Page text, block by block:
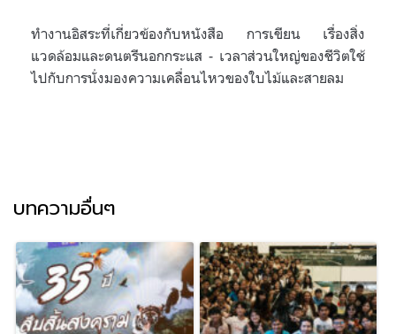
ทำงานอิสระที่เกี่ยวข้องกับหนังสือ การเขียน เรื่องสิ่ง
แวดล้อมและดนตรีนอกกระแส - เวลาส่วนใหญ่ของชีวิตใช้
ไปกับการนั่งมองความเคลื่อนไหวของใบไม้และสายลม
บทความอื่นๆ